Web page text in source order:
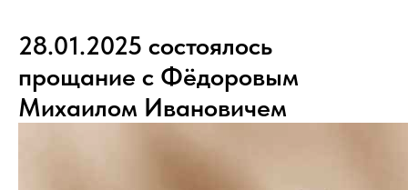
28.01.2025 состоялось
прощание с Фёдоровым
Михаилом Ивановичем